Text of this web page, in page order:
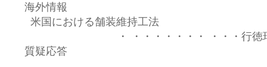
海外情報
米国における舗装維持工法
・ ・・・・・・・ ・・・行徳
質疑応答